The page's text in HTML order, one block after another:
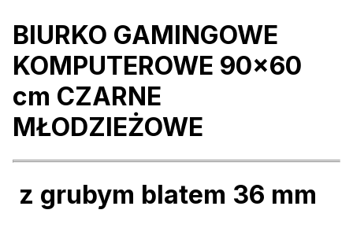
BIURKO GAMINGOWE
KOMPUTEROWE 90x60
cm CZARNE
MŁODZIEŻOWE
z grubym blatem 36 mm